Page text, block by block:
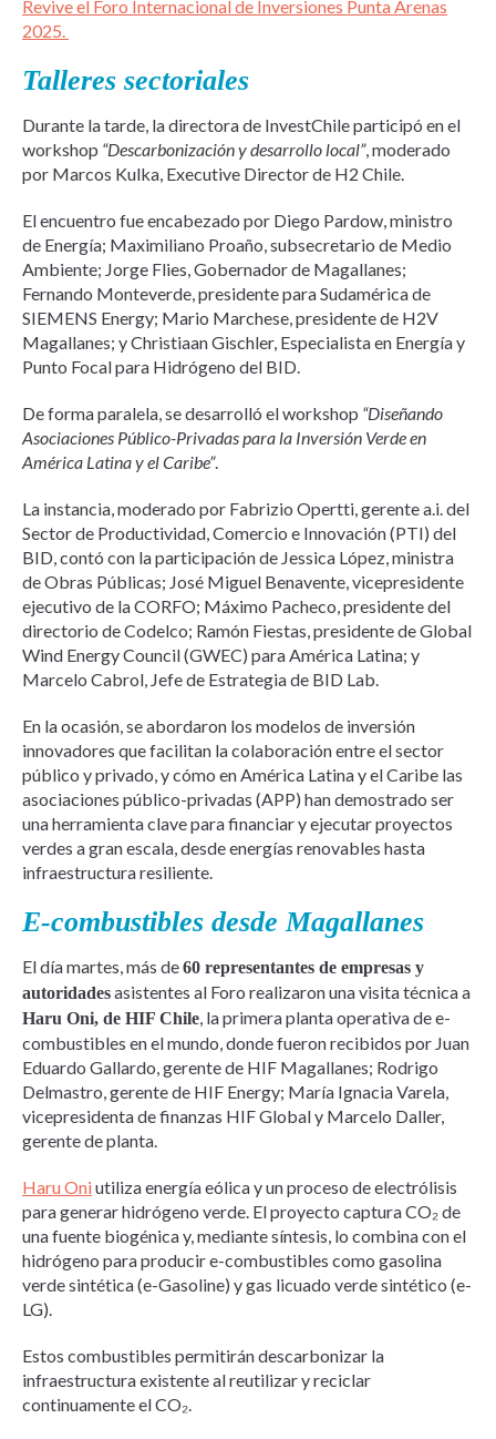
Revive el Foro Internacional de Inversiones Punta Arenas
2025.
Talleres sectoriales
Durante la tarde, la directora de InvestChile participó en el
workshop “Descarbonización y desarrollo local”, moderado
por Marcos Kulka, Executive Director de H2 Chile.
El encuentro fue encabezado por Diego Pardow, ministro
de Energía; Maximiliano Proaño, subsecretario de Medio
Ambiente; Jorge Flies, Gobernador de Magallanes;
Fernando Monteverde, presidente para Sudamérica de
SIEMENS Energy; Mario Marchese, presidente de H2V
Magallanes; y Christiaan Gischler, Especialista en Energía y
Punto Focal para Hidrógeno del BID.
De forma paralela, se desarrolló el workshop “Diseñando
Asociaciones Público-Privadas para la Inversión Verde en
América Latina y el Caribe”.
La instancia, moderado por Fabrizio Opertti, gerente a.i. del
Sector de Productividad, Comercio e Innovación (PTI) del
BID, contó con la participación de Jessica López, ministra
de Obras Públicas; José Miguel Benavente, vicepresidente
ejecutivo de la CORFO; Máximo Pacheco, presidente del
directorio de Codelco; Ramón Fiestas, presidente de Global
Wind Energy Council (GWEC) para América Latina; y
Marcelo Cabrol, Jefe de Estrategia de BID Lab.
En la ocasión, se abordaron los modelos de inversión
innovadores que facilitan la colaboración entre el sector
público y privado, y cómo en América Latina y el Caribe las
asociaciones público-privadas (APP) han demostrado ser
una herramienta clave para financiar y ejecutar proyectos
verdes a gran escala, desde energías renovables hasta
infraestructura resiliente.
E-combustibles desde Magallanes
El día martes, más de60 representantes de empresas y
autoridadesasistentes al Foro realizaron una visita técnica a
Haru Oni, de HIF Chile, la primera planta operativa de e-
combustibles en el mundo, donde fueron recibidos por Juan
Eduardo Gallardo, gerente de HIF Magallanes; Rodrigo
Delmastro, gerente de HIF Energy; María Ignacia Varela,
vicepresidenta de finanzas HIF Global y Marcelo Daller,
gerente de planta.
Haru Oniutiliza energía eólica y un proceso de electrólisis
para generar hidrógeno verde. El proyecto captura CO₂ de
una fuente biogénica y, mediante síntesis, lo combina con el
hidrógeno para producir e-combustibles como gasolina
verde sintética (e-Gasoline) y gas licuado verde sintético (e-
LG).
Estos combustibles permitirán descarbonizar la
infraestructura existente al reutilizar y reciclar
continuamente el CO₂.